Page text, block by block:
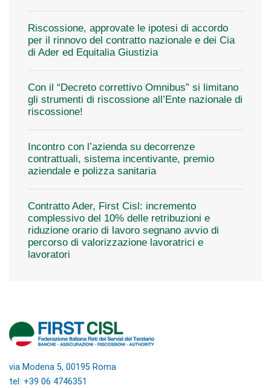
Riscossione, approvate le ipotesi di accordo
per il rinnovo del contratto nazionale e dei Cia
di Ader ed Equitalia Giustizia
Con il “Decreto correttivo Omnibus” si limitano
gli strumenti di riscossione all’Ente nazionale di
riscossione!
Incontro con l’azienda su decorrenze
contrattuali, sistema incentivante, premio
aziendale e polizza sanitaria
Contratto Ader, First Cisl: incremento
complessivo del 10% delle retribuzioni e
riduzione orario di lavoro segnano avvio di
percorso di valorizzazione lavoratrici e
lavoratori
via Modena 5, 00195 Roma
tel: +39 06 4746351